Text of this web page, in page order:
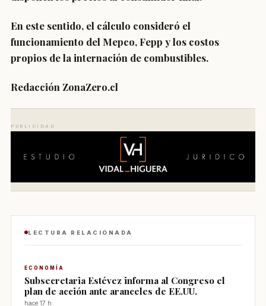
En este sentido, el cálculo consideró el
funcionamiento del Mepco, Fepp y los costos
propios de la internación de combustibles.
Redacción ZonaZero.cl
PUBLICIDAD
LECTURA RELACIONADA
ECONOMÍA
Subsecretaria Estévez informa al Congreso el
plan de acción ante aranceles de EE.UU.
hace 17 h